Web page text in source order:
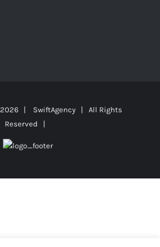
2026 | SwiftAgency| All Rights
Reserved |